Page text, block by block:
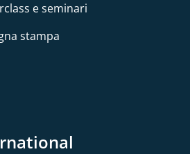
e seminari
stampa